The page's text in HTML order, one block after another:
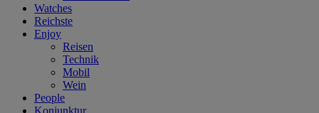
Watches
Reichste
Enjoy
Reisen
Technik
Mobil
Wein
People
Konjunktur